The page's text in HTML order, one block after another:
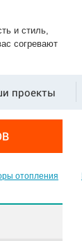
и стиль,
согревают
проекты
отопления